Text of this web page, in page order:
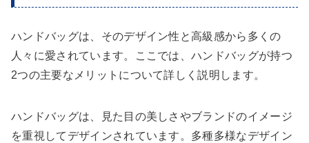
ハンドバッグは、そのデザイン性と高級感から多くの
人々に愛されています。ここでは、ハンドバッグが持つ
2つの主要なメリットについて詳しく説明します。
ハンドバッグは、見た目の美しさやブランドのイメージ
を重視してデザインされています。多種多様なデザイン